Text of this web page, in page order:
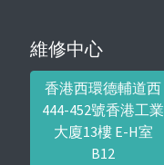
維修中心
香港西環德輔道西
444-452號香港工業
大廈13樓 E-H室
B12